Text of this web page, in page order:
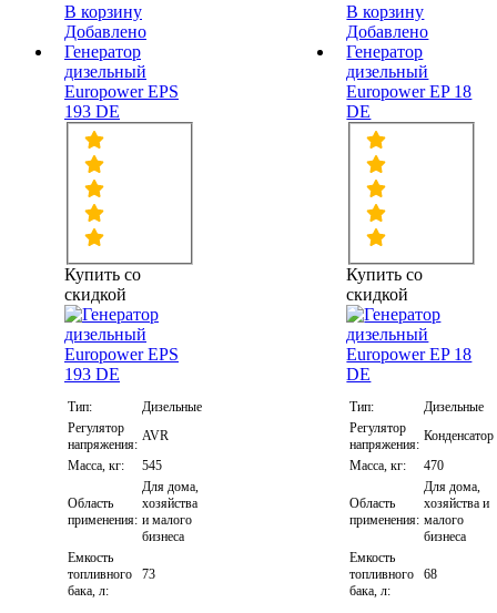
В корзину
Добавлено
В корзину
Добавлено
Генератор
дизельный
Europower EPS
193 DE
Купить со
скидкой
Тип:
Дизельные
Регулятор
напряжения:
AVR
Масса, кг:
545
Область
применения:
Для дома,
хозяйства
и малого
бизнеса
Емкость
топливного
бака, л:
73
Генератор
дизельный
Europower EP 18
DE
Купить со
скидкой
Тип:
Дизельные
Регулятор
напряжения:
Конденсатор
Масса, кг:
470
Область
применения:
Для дома,
хозяйства и
малого
бизнеса
Емкость
топливного
бака, л:
68